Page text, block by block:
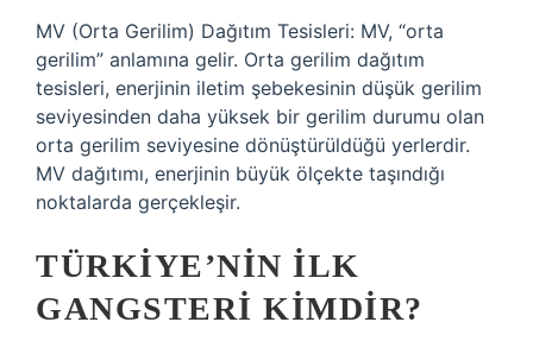
MV (Orta Gerilim) Dağıtım Tesisleri: MV, “orta
gerilim” anlamına gelir. Orta gerilim dağıtım
tesisleri, enerjinin iletim şebekesinin düşük gerilim
seviyesinden daha yüksek bir gerilim durumu olan
orta gerilim seviyesine dönüştürüldüğü yerlerdir.
MV dağıtımı, enerjinin büyük ölçekte taşındığı
noktalarda gerçekleşir.
TÜRKIYE’NIN ILK
GANGSTERI KIMDIR?